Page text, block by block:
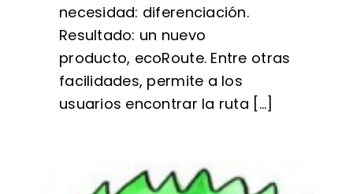
necesidad: diferenciación.
Resultado: un nuevo
producto, ecoRoute. Entre otras
facilidades, permite a los
usuarios encontrar la ruta [...]